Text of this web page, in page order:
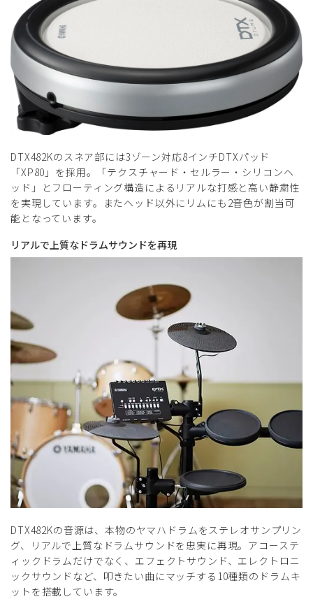
DTX482Kのスネア部には3ゾーン対応8インチDTXパッド
「XP80」を採⽤。「テクスチャード・セルラー・シリコンヘ
ッド」とフローティング構造によるリアルな打感と⾼い静粛性
を実現しています。またヘッド以外にリムにも2⾳⾊が割当可
能となっています。
リアルで上質なドラムサウンドを再現
DTX482Kの⾳源は、本物のヤマハドラムをステレオサンプリン
グ、リアルで上質なドラムサウンドを忠実に再現。アコーステ
ィックドラムだけでなく、エフェクトサウンド、エレクトロニ
ックサウンドなど、叩きたい曲にマッチする10種類のドラムキ
ットを搭載しています。